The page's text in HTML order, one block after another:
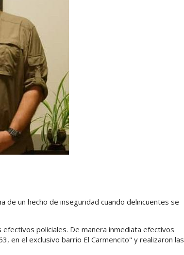
de un hecho de inseguridad cuando delincuentes se
policiales. De manera inmediata efectivos
en el exclusivo barrio El Carmencito" y realizaron las